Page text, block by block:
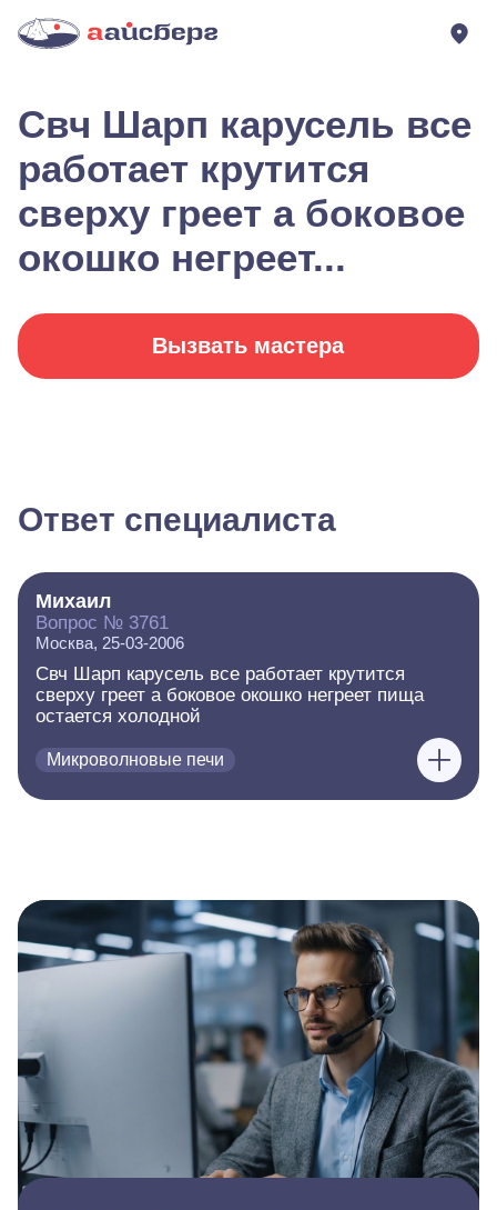
Свч Шарп карусель все
работает крутится
сверху греет а боковое
окошко негреет...
Вызвать мастера
Ответ специалиста
Михаил
Вопрос № 3761
Москва, 25-03-2006
Свч Шарп карусель все работает крутится
сверху греет а боковое окошко негреет пища
остается холодной
Микроволновые печи